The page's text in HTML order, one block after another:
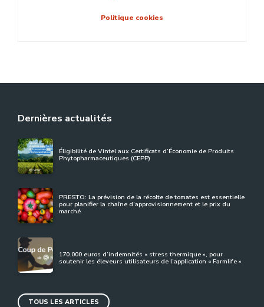
Politique cookies
Dernières actualités
Éligibilité de Vintel aux Certificats d’Économie de Produits
Phytopharmaceutiques (CEPP)
PRESTO: La prévision de la récolte de tomates est essentielle
pour planifier la chaîne d’approvisionnement et le prix du
marché
170.000 euros d’indemnités « stress thermique », pour
soutenir les éleveurs utilisateurs de l’application « Farmlife »
TOUS LES ARTICLES